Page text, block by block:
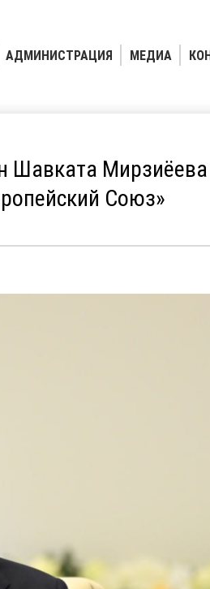
АДМИНИСТРАЦИЯ МЕДИА
Шавката
Союз»